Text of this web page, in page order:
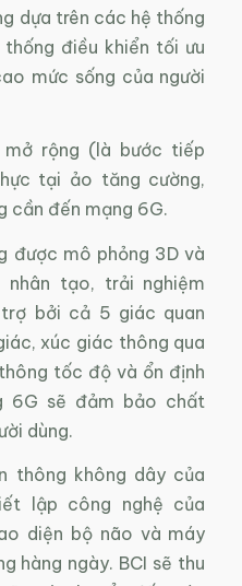
dựa trên các hệ thống
điều khiển tối ưu
mức sống của người
rộng (là bước tiếp
tại ảo tăng cường,
cần đến mạng 6G.
được mô phỏng 3D và
tạo, trải nghiệm
bởi cả 5 giác quan
xúc giác thông qua
tốc độ và ổn định
6G sẽ đảm bảo chất
dùng.
thông không dây của
lập công nghệ của
diện bộ não và máy
hàng ngày. BCI sẽ thu